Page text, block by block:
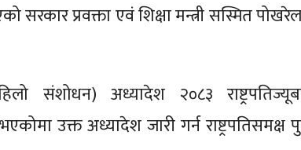
सरकार प्रवक्ता एवं शिक्षा मन्त्री सस्मित
संशोधन) अध्यादेश २०८३
उक्त अध्यादेश जारी गर्न राष्ट्रपतिसमक्ष